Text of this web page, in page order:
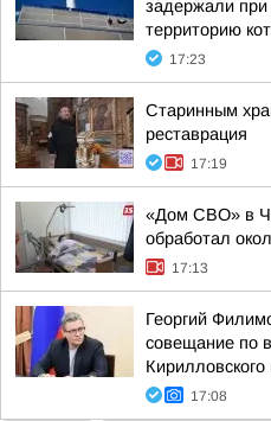
задержали при
территорию
17:23
Старинным
реставрация
17:19
«Дом СВО» в
обработал
17:13
Георгий
совещание по
Кирилловского
17:08